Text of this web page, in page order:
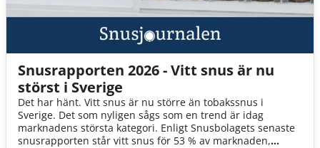
Snusrapporten 2026 - Vitt snus är nu
störst i Sverige
Det har hänt. Vitt snus är nu större än tobakssnus i
Sverige. Det som nyligen sågs som en trend är idag
marknadens största kategori. Enligt Snusbolagets senaste
snusrapporten står vitt snus för 53 % av marknaden,